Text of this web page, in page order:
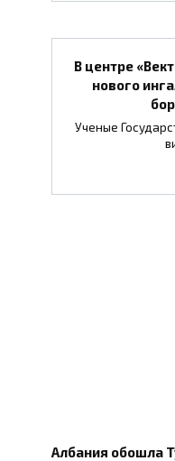
В центре
нового
Ученые
Албания обошла